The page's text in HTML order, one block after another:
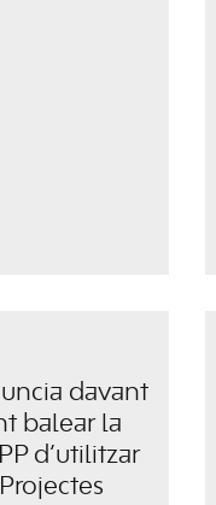
davant
balear la
d’utilitzar